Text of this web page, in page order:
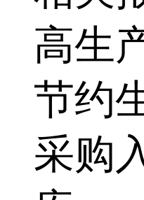
高生
节约
采购